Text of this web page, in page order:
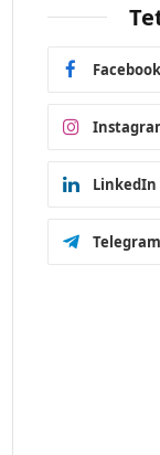
Facebook
LinkedIn
Telegram